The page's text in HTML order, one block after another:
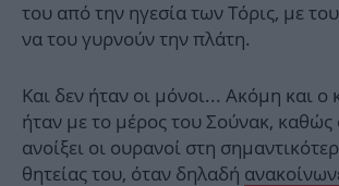
του από την ηγεσία των Τόρις, με
να του γυρνούν την πλάτη.
Και δεν ήταν οι μόνοι... Ακόμη και ο
ήταν με το μέρος του Σούνακ, καθώς
ανοίξει οι ουρανοί στη
θητείας του, όταν δηλαδή